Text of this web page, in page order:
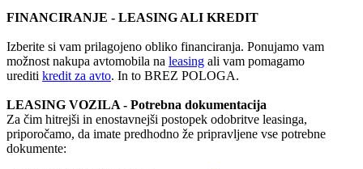
FINANCIRANJE - LEASING ALI KREDIT
Izberite si vam prilagojeno obliko financiranja. Ponujamo vam
možnost nakupa avtomobila na leasing ali vam pomagamo
urediti kredit za avto. In to BREZ POLOGA.
LEASING VOZILA - Potrebna dokumentacija
Za čim hitrejši in enostavnejši postopek odobritve leasinga,
priporočamo, da imate predhodno že pripravljene vse potrebne
dokumente: